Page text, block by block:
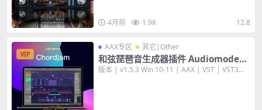
4月前 1.9K 12.8
VIP
AAX专区 其它|Other
和弦琵琶音生成器插件 Audiomodern
Chordjam v1.5.3 [WiN+MAC]
版本 | v1.5.3 Win 10-11 | AAX | VST | VST3...